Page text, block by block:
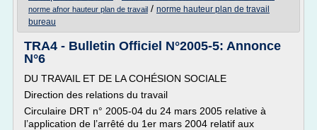
norme afnor hauteur plan de travail / norme hauteur plan de travail
bureau
TRA4 - Bulletin Officiel N°2005-5: Annonce
N°6
DU TRAVAIL ET DE LA COHÉSION SOCIALE
Direction des relations du travail
Circulaire DRT n° 2005-04 du 24 mars 2005 relative à
l’application de l’arrêté du 1er mars 2004 relatif aux